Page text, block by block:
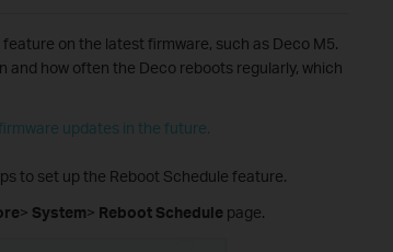
on the latest firmware, such as Deco M5.
how often the Deco reboots regularly, which
updates in the future.
to set up the Reboot Schedule feature.
> System> Reboot Schedulepage.